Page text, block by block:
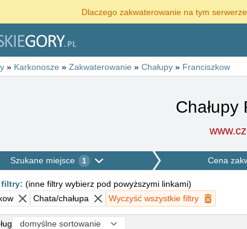
Dlaczego zakwaterowanie na tym
» Karkonosze » Zakwaterowanie » Chałupy » Franciszkow
Chałupy
Szukane miejsce 1 Cena
filtry: (inne filtry wybierz pod powyższymi linkami)
Chata/chałupa Wyczyść wszystkie filtry